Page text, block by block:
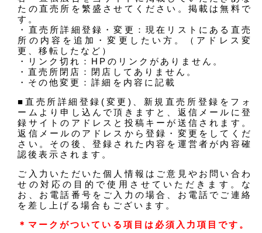
たの直売所を繁盛させてください。掲載は無料で
す。
・直売所詳細登録・変更：現在リストにある直売
所の内容を追加・変更したい方。（アドレス変
更、移転したなど）
・リンク切れ：HPのリンクがありません。
・直売所閉店：閉店してありません。
・その他変更：詳細を内容に記載
■直売所詳細登録(変更)、新規直売所登録をフォ
ームより申し込んで頂きますと、返信メールに登
録サイトのアドレスと投稿キーが送信されます。
返信メールのアドレスから登録・変更をしてくだ
さい。その後、登録された内容を運営者が内容確
認後表示されます。
ご入力いただいた個人情報はご意見やお問い合わ
せの対応の目的で使用させていただきます。な
お、お電話番号をご入力の場合、お電話でご連絡
を差し上げる場合もございます。
＊マークがついている項目は必須入力項目です。